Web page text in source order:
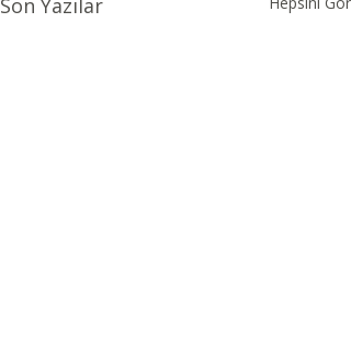
Son Yazılar